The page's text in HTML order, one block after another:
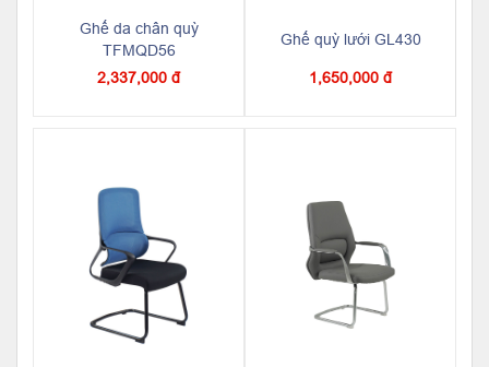
Ghế da chân quỳ
TFMQD56
2,337,000 đ
Ghế quỳ lưới GL430
1,650,000 đ